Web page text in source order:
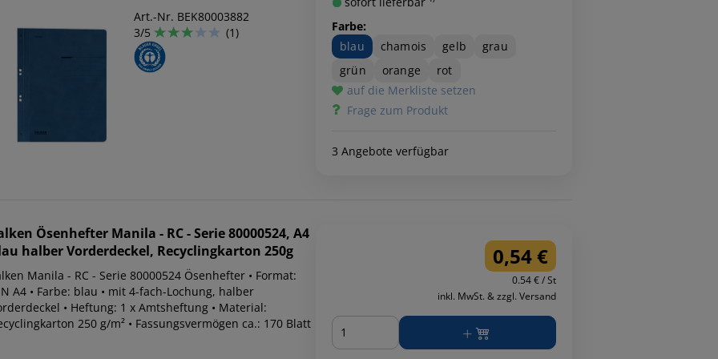
Art.-Nr. BEK80003882
3/5
(1)
Farbe:
blau
chamois gelb
grau
grün
orange
rot
auf die Merkliste setzen
Frage zum Produkt
3 Angebote verfügbar
Ösenhefter Manila - RC - Serie 80000524, A4
halber Vorderdeckel, Recyclingkarton 250g
Manila - RC - Serie 80000524 Ösenhefter • Format:
A4 • Farbe: blau • mit 4-fach-Lochung, halber
• Heftung: 1 x Amtsheftung • Material:
250 g/m² • Fassungsvermögen ca.: 170 Blatt
0,54 €
0.54 € / St
inkl. MwSt. & zzgl. Versand
Menge